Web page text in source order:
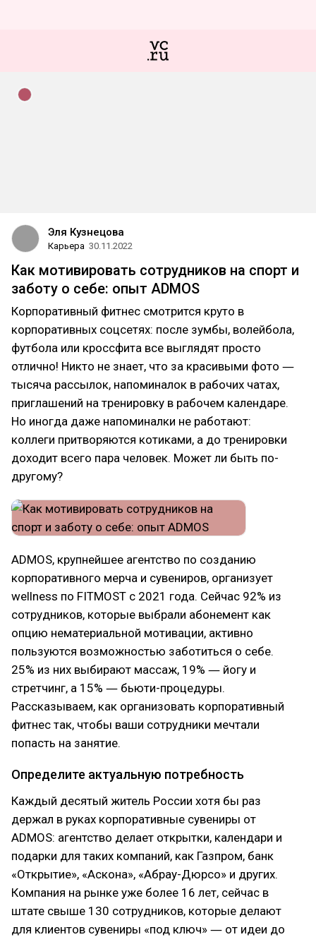
Эля Кузнецова
Карьера 30.11.2022
Как мотивировать сотрудников на спорт и
заботу о себе: опыт ADMOS
Корпоративный фитнес смотрится круто в
корпоративных соцсетях: после зумбы, волейбола,
футбола или кроссфита все выглядят просто
отлично! Никто не знает, что за красивыми фото ―
тысяча рассылок, напоминалок в рабочих чатах,
приглашений на тренировку в рабочем календаре.
Но иногда даже напоминалки не работают:
коллеги притворяются котиками, а до тренировки
доходит всего пара человек. Может ли быть по-
другому?
ADMOS, крупнейшее агентство по созданию
корпоративного мерча и сувениров, организует
wellness по FITMOST с 2021 года. Сейчас 92% из
сотрудников, которые выбрали абонемент как
опцию нематериальной мотивации, активно
пользуются возможностью заботиться о себе.
25% из них выбирают массаж, 19% ― йогу и
стретчинг, а 15% ― бьюти-процедуры.
Рассказываем, как организовать корпоративный
фитнес так, чтобы ваши сотрудники мечтали
попасть на занятие.
Определите актуальную потребность
Каждый десятый житель России хотя бы раз
держал в руках корпоративные сувениры от
ADMOS: агентство делает открытки, календари и
подарки для таких компаний, как Газпром, банк
«Открытие», «Аскона», «Абрау-Дюрсо» и других.
Компания на рынке уже более 16 лет, сейчас в
штате свыше 130 сотрудников, которые делают
для клиентов сувениры «под ключ» ― от идеи до